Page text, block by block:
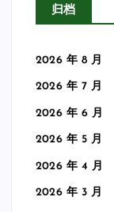
归档
2026 年 8 月
2026 年 7 月
2026 年 6 月
2026 年 5 月
2026 年 4 月
2026 年 3 月